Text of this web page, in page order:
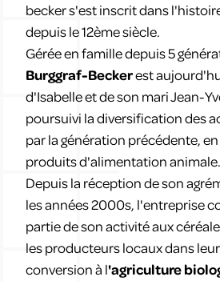
becker s'est inscrit dans
depuis le 12ème siècle.
Gérée en famille depuis 5
Burggraf-Beckerest
d'Isabelle et de son mari Jean-
poursuivi la diversification des
par la génération précédente,
produits d'alimentation animale.
Depuis la réception de son
les années 2000s, l'entreprise
partie de son activité aux
les producteurs locaux dans
conversion à l'agriculture